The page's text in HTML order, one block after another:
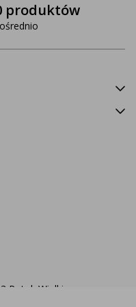
produktów
Potok Wielki